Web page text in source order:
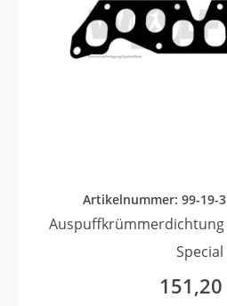
Artikelnummer: 99-19-
Special
151,20